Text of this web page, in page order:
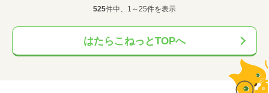
525件中、1～25件を表示
はたらこねっとTOPへ